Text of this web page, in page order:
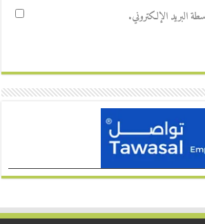
البريد الإلكتروني.